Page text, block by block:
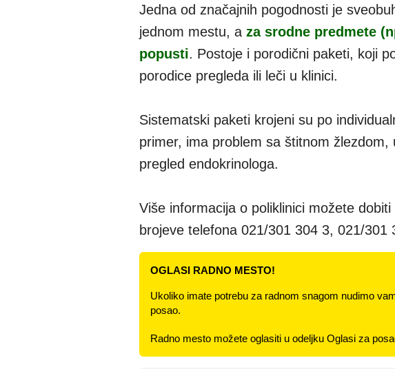
Jedna od značajnih pogodnosti je
jednom mestu, a za srodne predmete
popusti. Postoje i porodični paketi, koji
porodice pregleda ili leči u klinici.
Sistematski paketi krojeni su po
primer, ima problem sa štitnom
pregled endokrinologa.
Više informacija o poliklinici možete dobiti
brojeve telefona 021/301 304 3, 021/301
OGLASI RADNO MESTO!
Ukoliko imate potrebu za radnom snagom nudimo
posao.
Radno mesto možete oglasiti u odeljku Oglasi za